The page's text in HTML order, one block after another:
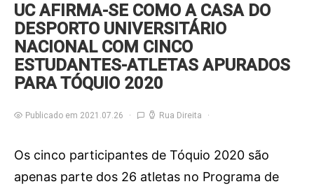
UC AFIRMA-SE COMO A CASA DO
DESPORTO UNIVERSITÁRIO
NACIONAL COM CINCO
ESTUDANTES-ATLETAS APURADOS
PARA TÓQUIO 2020
Publicado em 2021.07.26 Rua Direita
Os cinco participantes de Tóquio 2020 são
apenas parte dos 26 atletas no Programa de